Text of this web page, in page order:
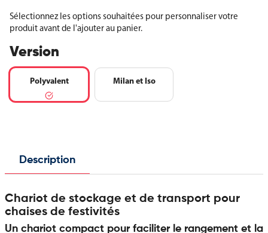
Sélectionnez les options souhaitées pour personnaliser votre
produit avant de l'ajouter au panier.
Version
Polyvalent Milan et Iso
Description
Chariot de stockage et de transport pour
chaises de festivités
Un chariot compact pour faciliter le rangement et la